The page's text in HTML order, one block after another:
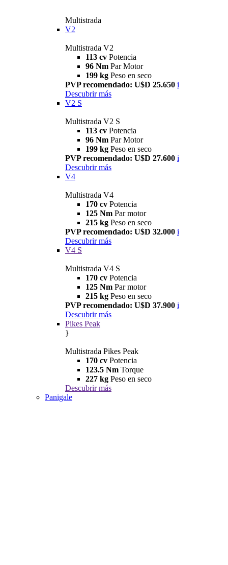
Multistrada
V2
Multistrada V2
113 cv Potencia
96 Nm Par Motor
199 kg Peso en seco
PVP recomendado: U$D 25.650 i
Descubrir más
V2 S
Multistrada V2 S
113 cv Potencia
96 Nm Par Motor
199 kg Peso en seco
PVP recomendado: U$D 27.600 i
Descubrir más
V4
Multistrada V4
170 cv Potencia
125 Nm Par motor
215 kg Peso en seco
PVP recomendado: U$D 32.000 i
Descubrir más
V4 S
Multistrada V4 S
170 cv Potencia
125 Nm Par motor
215 kg Peso en seco
PVP recomendado: U$D 37.900 i
Descubrir más
Pikes Peak
}
Multistrada Pikes Peak
170 cv Potencia
123.5 Nm Torque
227 kg Peso en seco
Descubrir más
Panigale